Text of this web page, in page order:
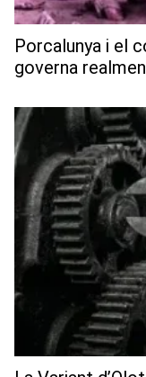
Porcalunya i el
governa